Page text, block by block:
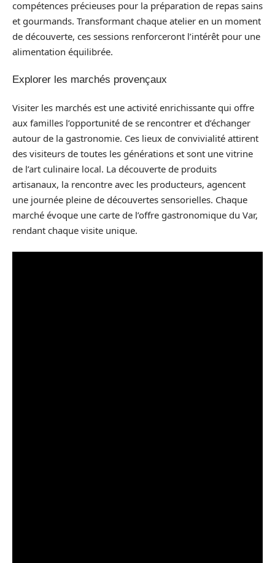
compétences précieuses pour la préparation de repas sains
et gourmands. Transformant chaque atelier en un moment
de découverte, ces sessions renforceront l’intérêt pour une
alimentation équilibrée.
Explorer les marchés provençaux
Visiter les marchés est une activité enrichissante qui offre
aux familles l’opportunité de se rencontrer et d’échanger
autour de la gastronomie. Ces lieux de convivialité attirent
des visiteurs de toutes les générations et sont une vitrine
de l’art culinaire local. La découverte de produits
artisanaux, la rencontre avec les producteurs, agencent
une journée pleine de découvertes sensorielles. Chaque
marché évoque une carte de l’offre gastronomique du Var,
rendant chaque visite unique.